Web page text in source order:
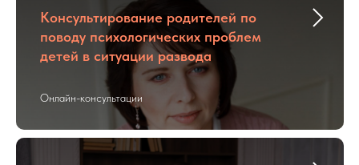
Консультирование родителей по
поводу психологических проблем
детей в ситуации развода
Онлайн-консультации